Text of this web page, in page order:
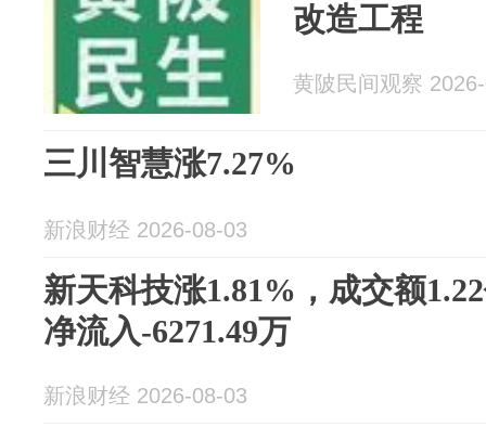
改造工程
黄陂民间观察
三川智慧涨7.27%
新浪财经 2026-08-03
新天科技涨1.81%，成交额
净流入-6271.49万
新浪财经 2026-08-03